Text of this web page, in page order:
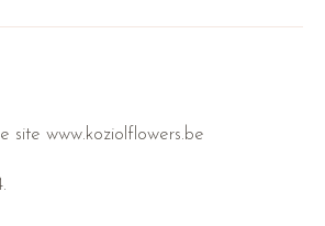
site www.koziolflowers.be